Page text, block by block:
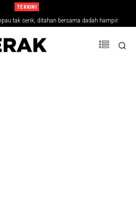
TERKINI
tak serik, ditahan bersama dadah hampir
RM30,000